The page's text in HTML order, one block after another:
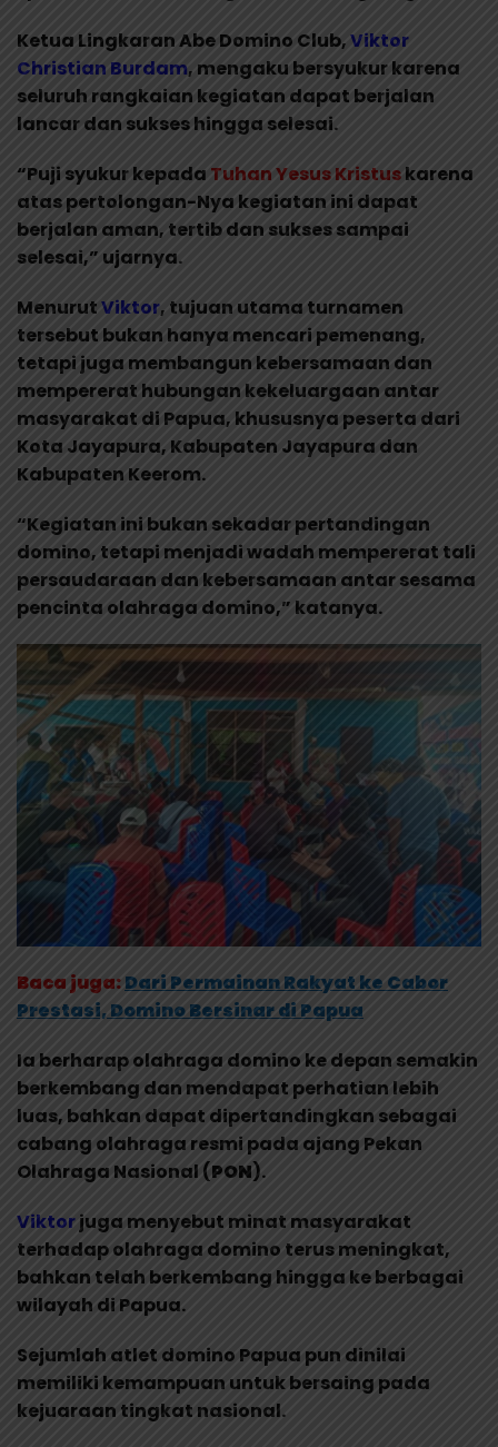
Ketua Lingkaran Abe Domino Club,Viktor
Christian Burdam, mengaku bersyukur karena
seluruh rangkaian kegiatan dapat berjalan
lancar dan sukses hingga selesai.
“Puji syukur kepada Tuhan Yesus Kristuskarena
atas pertolongan-Nya kegiatan ini dapat
berjalan aman, tertib dan sukses sampai
selesai,” ujarnya.
MenurutViktor, tujuan utama turnamen
tersebut bukan hanya mencari pemenang,
tetapi juga membangun kebersamaan dan
mempererat hubungan kekeluargaan antar
masyarakat di Papua, khususnya peserta dari
Kota Jayapura, Kabupaten Jayapura dan
Kabupaten Keerom.
“Kegiatan ini bukan sekadar pertandingan
domino, tetapi menjadi wadah mempererat tali
persaudaraan dan kebersamaan antar sesama
pencinta olahraga domino,” katanya.
Baca juga:Dari Permainan Rakyat ke Cabor
Prestasi, Domino Bersinar di Papua
Ia berharap olahraga domino ke depan semakin
berkembang dan mendapat perhatian lebih
luas, bahkan dapat dipertandingkan sebagai
cabang olahraga resmi pada ajang Pekan
Olahraga Nasional (PON).
Viktorjuga menyebut minat masyarakat
terhadap olahraga domino terus meningkat,
bahkan telah berkembang hingga ke berbagai
wilayah di Papua.
Sejumlah atlet domino Papua pun dinilai
memiliki kemampuan untuk bersaing pada
kejuaraan tingkat nasional.